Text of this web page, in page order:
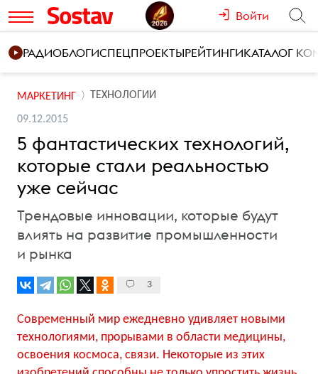
Войти
РАДИОБЛОГИСПЕЦПРОЕКТЫРЕЙТИНГИКАТАЛОГ
МАРКЕТИНГ ТЕХНОЛОГИИ
09.12.2015
5 фантастических технологий,
которые стали реальностью
уже сейчас
Трендовые инновации, которые будут
влиять на развитие промышленности
и рынка
3
Современный мир ежедневно удивляет новыми
технологиями, прорывами в области медицины,
освоения космоса, связи. Некоторые из этих